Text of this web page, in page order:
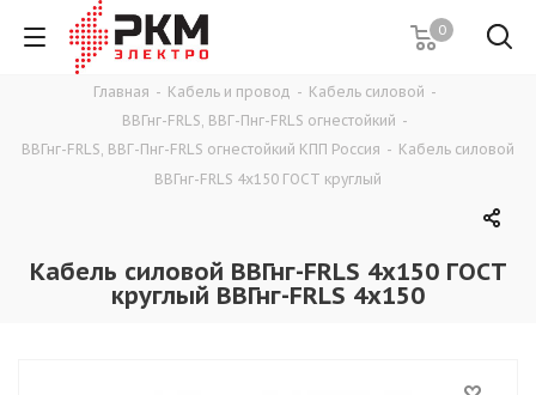
0
Главная - Кабель и провод - Кабель силовой -
ВВГнг-FRLS, ВВГ-Пнг-FRLS огнестойкий -
ВВГнг-FRLS, ВВГ-Пнг-FRLS огнестойкий КПП Россия - Кабель силовой
ВВГнг-FRLS 4х150 ГОСТ круглый
Кабель силовой ВВГнг-FRLS 4х150 ГОСТ
круглый ВВГнг-FRLS 4х150